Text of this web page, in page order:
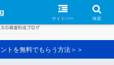
トを無料でもらう方法＞＞
サイドバー 検索